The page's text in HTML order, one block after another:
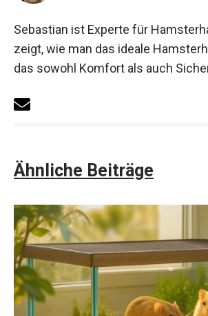
Sebastian ist Experte für
zeigt, wie man das ideale
das sowohl Komfort als auch
Ähnliche Beiträge